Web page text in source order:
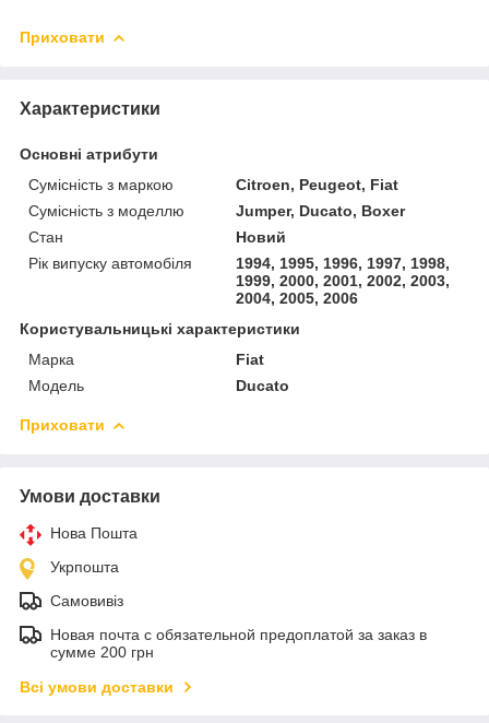
Приховати
Характеристики
Основні атрибути
Сумісність з маркою
Citroen, Peugeot, Fiat
Сумісність з моделлю
Jumper, Ducato, Boxer
Стан
Новий
Рік випуску автомобіля
1994, 1995, 1996, 1997, 1998,
1999, 2000, 2001, 2002, 2003,
2004, 2005, 2006
Користувальницькі характеристики
Марка
Fiat
Модель
Ducato
Приховати
Умови доставки
Нова Пошта
Укрпошта
Самовивіз
Новая почта с обязательной предоплатой за заказ в
сумме 200 грн
Всі умови доставки